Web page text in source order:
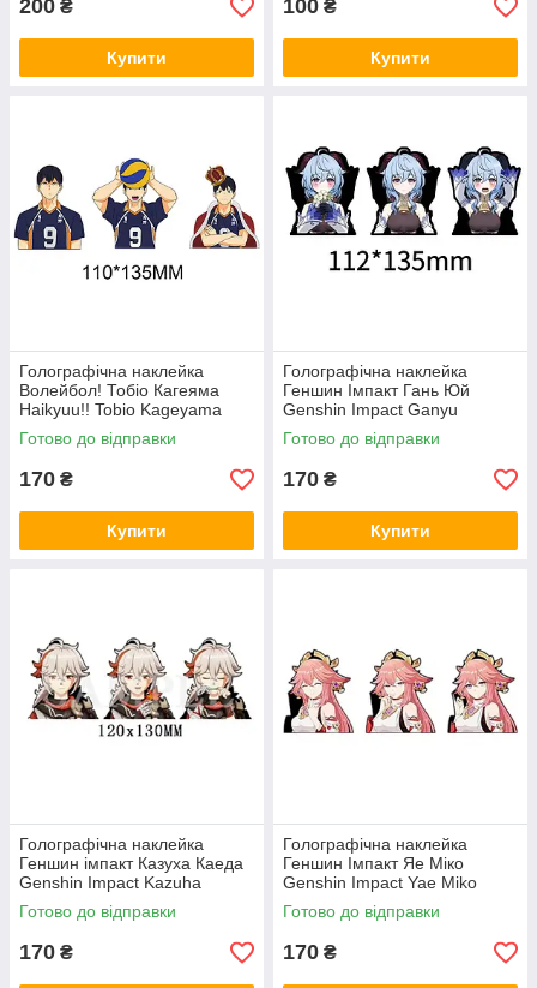
200 ₴
Купити
100 ₴
Купити
Голографічна наклейка
Волейбол! Тобіо Кагеяма
Haikyuu!! Tobio Kageyama
Готово до відправки
170 ₴
Купити
Голографічна наклейка
Геншин Імпакт Гань Юй
Genshin Impact Ganyu
112x135 мм
Готово до відправки
170 ₴
Купити
Голографічна наклейка
Геншин імпакт Казуха Каеда
Genshin Impact Kazuha
Kaeda 120x130 мм
Готово до відправки
170 ₴
Голографічна наклейка
Геншин Імпакт Яе Міко
Genshin Impact Yae Miko
109x130 мм
Готово до відправки
170 ₴